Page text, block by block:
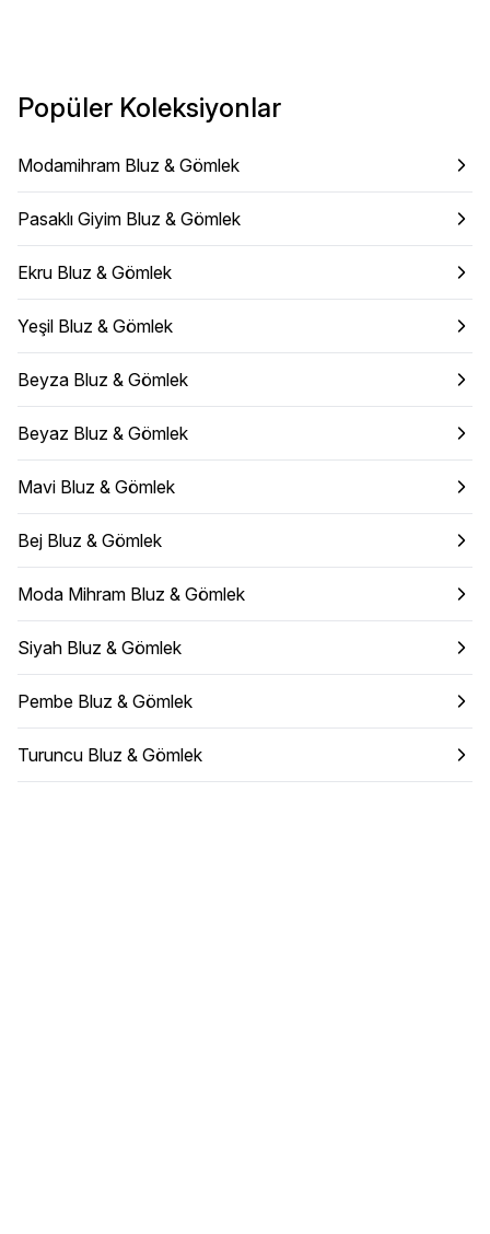
Popüler Koleksiyonlar
Modamihram Bluz & Gömlek
Pasaklı Giyim Bluz & Gömlek
Ekru Bluz & Gömlek
Yeşil Bluz & Gömlek
Beyza Bluz & Gömlek
Beyaz Bluz & Gömlek
Mavi Bluz & Gömlek
Bej Bluz & Gömlek
Moda Mihram Bluz & Gömlek
Siyah Bluz & Gömlek
Pembe Bluz & Gömlek
Turuncu Bluz & Gömlek